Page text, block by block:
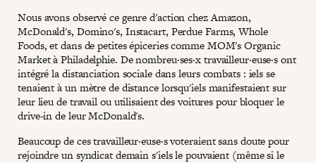
Nous avons observé ce genre d'action chez Amazon,
McDonald's, Domino's, Instacart, Perdue Farms, Whole
Foods, et dans de petites épiceries comme MOM's Organic
Market à Philadelphie. De nombreu·ses·x travailleur·euse·s ont
intégré la distanciation sociale dans leurs combats : iels se
tenaient à un mètre de distance lorsqu'iels manifestaient sur
leur lieu de travail ou utilisaient des voitures pour bloquer le
drive-in de leur McDonald's.
Beaucoup de ces travailleur·euse·s voteraient sans doute pour
rejoindre un syndicat demain s'iels le pouvaient (même si le